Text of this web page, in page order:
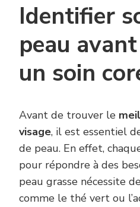
Identifier
peau
un soin
Avant de trouver le
visage, il est essentiel
de peau. En effet,
pour répondre à des
peau grasse nécessite
comme le thé vert ou